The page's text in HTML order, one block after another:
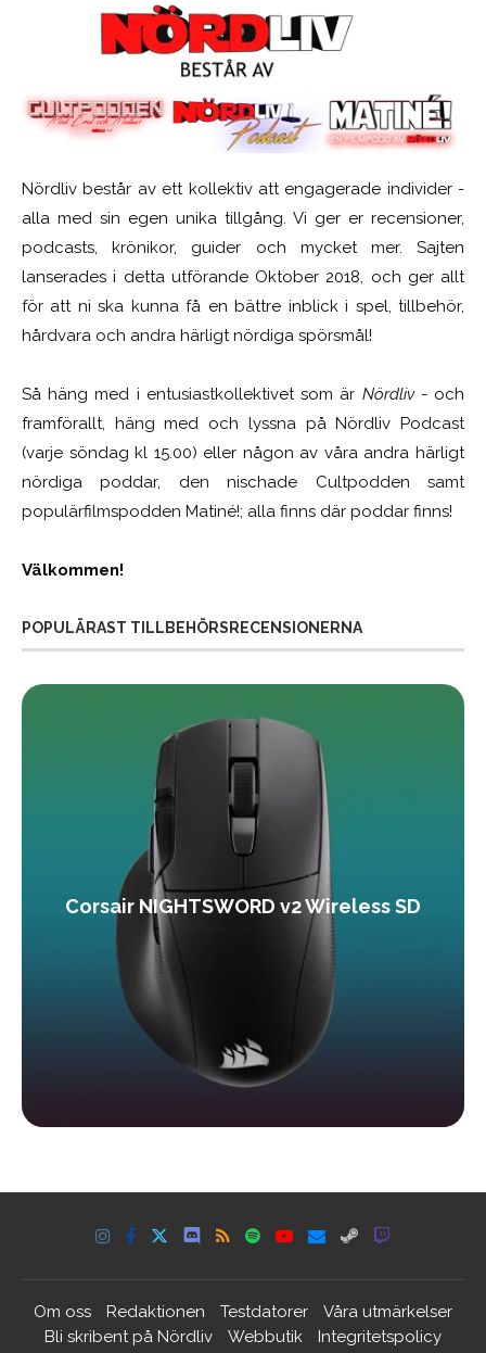
Nördliv består av ett kollektiv att engagerade individer -
alla med sin egen unika tillgång. Vi ger er recensioner,
podcasts, krönikor, guider och mycket mer. Sajten
lanserades i detta utförande Oktober 2018, och ger allt
för att ni ska kunna få en bättre inblick i spel, tillbehör,
hårdvara och andra härligt nördiga spörsmål!
Så häng med i entusiastkollektivet som är Nördliv- och
framförallt, häng med och lyssna på Nördliv Podcast
(varje söndag kl 15.00) eller någon av våra andra härligt
nördiga poddar, den nischade Cultpodden samt
populärfilmspodden Matiné!; alla finns där poddar finns!
Välkommen!
POPULÄRAST TILLBEHÖRSRECENSIONERNA
Corsair NIGHTSWORD v2 Wireless SD
Om oss Redaktionen Testdatorer
Våra utmärkelser
Bli skribent på Nördliv
Webbutik Integritetspolicy